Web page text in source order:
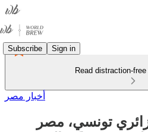
Subscribe Sign in
Read distraction-
أخبار مصر
تونسي، مصر